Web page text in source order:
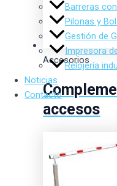
Barreras
Pilonas y
Gestión de
Impresora
Relojería
Noticias
Contacto
Accesorios
accesos